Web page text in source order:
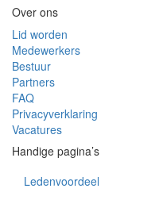
Over ons
Lid worden
Medewerkers
Bestuur
Partners
FAQ
Privacyverklaring
Vacatures
Handige pagina’s
Ledenvoordeel